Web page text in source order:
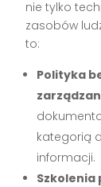
nie tylko
zasobów
to:
Polityka
kategorią
informacji.
Szkolenia